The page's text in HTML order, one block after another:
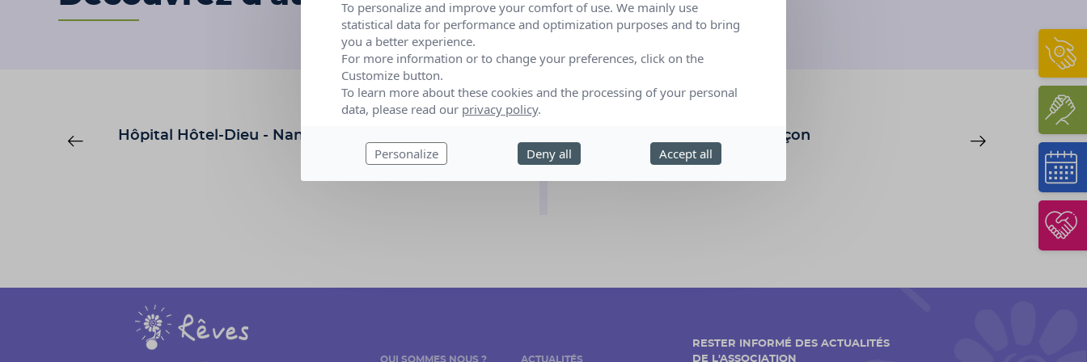
Hôpital Hôtel-Dieu - Nantes Hôpital Jean Minjoz - Besançon
QUI SOMMES NOUS ? ACTUALITÉS
RESTER INFORMÉ DES ACTUALITÉS
DE L'ASSOCIATION
To personalize and improve your comfort of use. We mainly use
statistical data for performance and optimization purposes and to bring
you a better experience.
For more information or to change your preferences, click on the
Customize button.
To learn more about these cookies and the processing of your personal
data, please read our privacy policy.
Personalize Deny all Accept all